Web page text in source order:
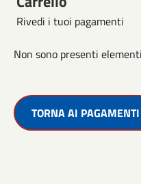
Rivedi i tuoi pagamenti
Non sono presenti
TORNA AI PAGAMENTI